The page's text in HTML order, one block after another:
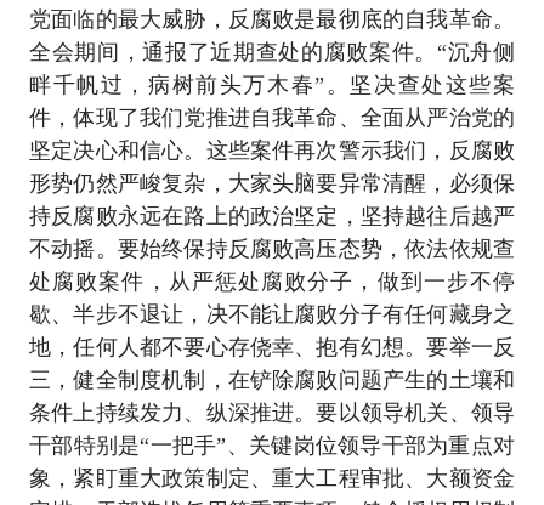
党面临的最大威胁，反腐败是最彻底的自我革命。
全会期间，通报了近期查处的腐败案件。“沉舟侧
畔千帆过，病树前头万木春”。坚决查处这些案
件，体现了我们党推进自我革命、全面从严治党的
坚定决心和信心。这些案件再次警示我们，反腐败
形势仍然严峻复杂，大家头脑要异常清醒，必须保
持反腐败永远在路上的政治坚定，坚持越往后越严
不动摇。要始终保持反腐败高压态势，依法依规查
处腐败案件，从严惩处腐败分子，做到一步不停
歇、半步不退让，决不能让腐败分子有任何藏身之
地，任何人都不要心存侥幸、抱有幻想。要举一反
三，健全制度机制，在铲除腐败问题产生的土壤和
条件上持续发力、纵深推进。要以领导机关、领导
干部特别是“一把手”、关键岗位领导干部为重点对
象，紧盯重大政策制定、重大工程审批、大额资金